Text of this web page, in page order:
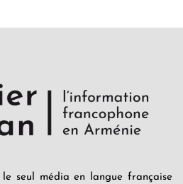
le seul média en langue française